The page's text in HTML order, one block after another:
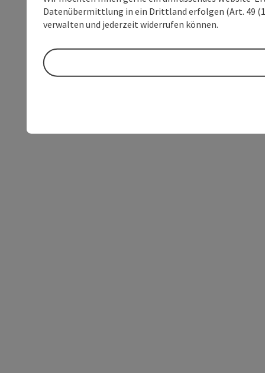
Datenübermittlung in ein Drittland erfolgen (Art. 49
verwalten und jederzeit widerrufen können.